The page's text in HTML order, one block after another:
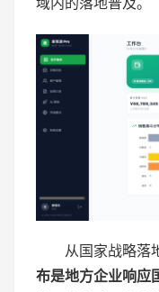
从国家战略落
布是地方企业响应